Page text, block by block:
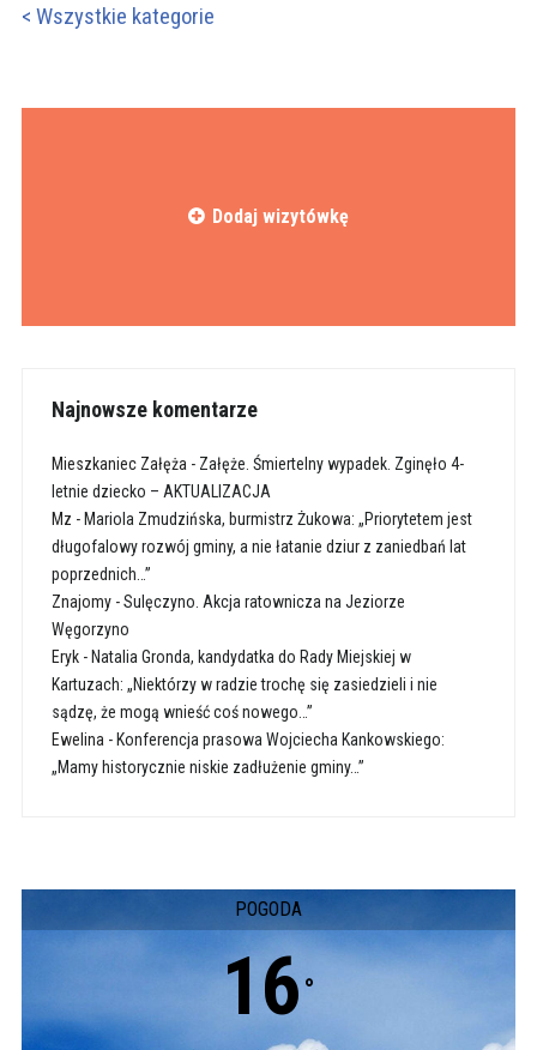
< Wszystkie kategorie
Dodaj wizytówkę
Najnowsze komentarze
Mieszkaniec Załęża - Załęże. Śmiertelny wypadek. Zginęło 4-
letnie dziecko – AKTUALIZACJA
Mz - Mariola Zmudzińska, burmistrz Żukowa: „Priorytetem jest
długofalowy rozwój gminy, a nie łatanie dziur z zaniedbań lat
poprzednich…”
Znajomy-Sulęczyno. Akcja ratownicza na Jeziorze
Węgorzyno
Eryk- Natalia Gronda, kandydatka do Rady Miejskiej w
Kartuzach: „Niektórzy w radzie trochę się zasiedzieli i nie
sądzę, że mogą wnieść coś nowego…”
Ewelina - Konferencja prasowa Wojciecha Kankowskiego:
„Mamy historycznie niskie zadłużenie gminy…”
POGODA
16 °